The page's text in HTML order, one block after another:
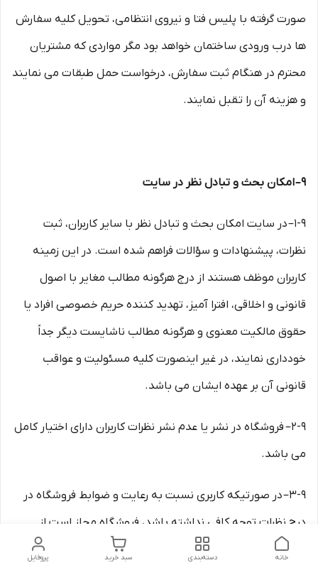
صورت گرفته با پلیس فتا و نیروی انتظامی، تحویل کلیه سفارش
ها درب ورودی ساختمان خواهد بود مگر مواردی که مشتریان
محترم در هنگام ثبت سفارش، درخواست حمل طبقات می نمایند
و هزینه آن را تقبل نمایند.
۹– امکان بحث و تبادل نظر در سایت
۱-۹– در سایت امکان بحث و تبادل نظر با سایر کاربران، ثبت
نظرات، پیشنهادات و سؤالات فراهم شده است. در این زمینه
کاربران موظف هستند از درج هرگونه مطالب مغایر با اصول
قانونی و اخلاقی، افترا آمیز، تهدید کننده حریم خصوصی افراد یا
حقوق مالکیت معنوی و هرگونه مطالب ناشایست دیگر جداً
خودداری نمایند، در غیر اینصورت کلیه مسئولیت و عواقب
قانونی آن بر عهده ایشان می باشد.
۲-۹– فروشگاه در نشر یا عدم نشر نظرات کاربران دارای اختیار کامل
می باشد.
۳-۹– در صورتیکه کاربری نسبت به رعایت و ضوابط فروشگاه در
درج نظرات توجه کافی نداشته باشد، فروشگاه مجاز است از
دسترسی مجدد کاربر به سایت جلوگیری به عمل آورده و در صورت
پروفایل سبد خرید دسته‌بندی خانه